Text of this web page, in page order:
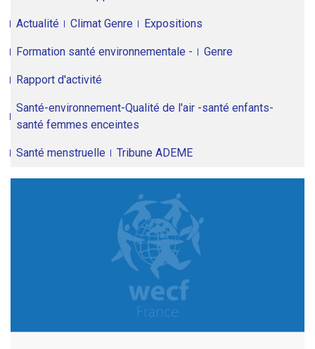
Actualité Climat Genre Expositions
Formation santé environnementale - Genre
Rapport d'activité
Santé-environnement-Qualité de l'air -santé enfants-
santé femmes enceintes
Santé menstruelle Tribune ADEME